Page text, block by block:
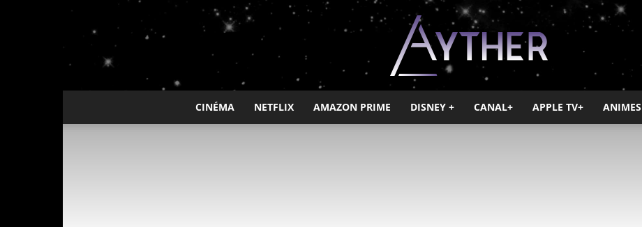
Ayther
CINÉMA NETFLIX AMAZON PRIME DISNEY + CANAL+ APPLE TV+ ANIMES